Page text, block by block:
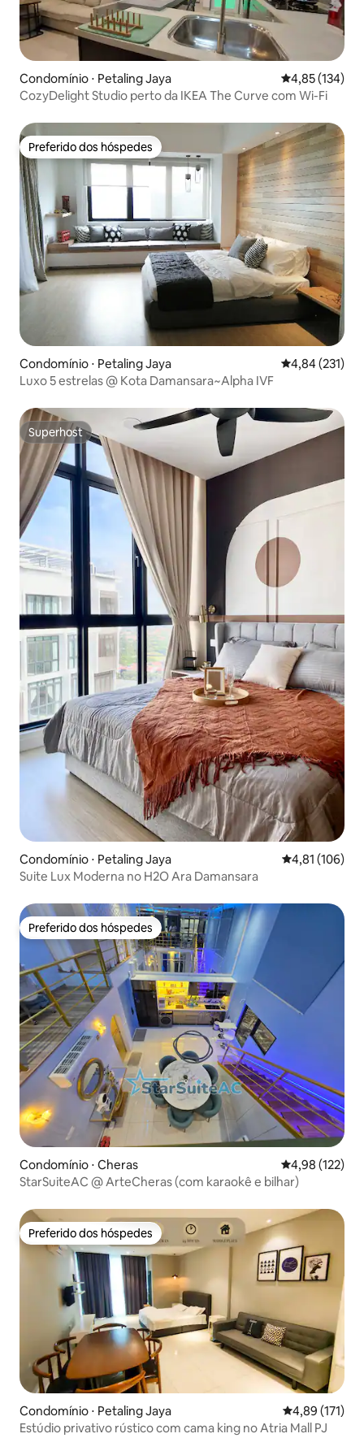
Condomínio ⋅ Petaling Jaya 4,85 de uma
4,85 (134)
CozyDelight Studio perto da IKEA The Curve com Wi-Fi
Preferido dos hóspedes
Preferido dos hóspedes
Condomínio ⋅ Petaling Jaya 4,84 de uma
4,84 (231)
Luxo 5 estrelas @ Kota Damansara~Alpha IVF
Superhost
Superhost
Condomínio ⋅ Petaling Jaya 4,81 de uma
4,81 (106)
Suite Lux Moderna no H2O Ara Damansara
Preferido dos hóspedes
Preferido dos hóspedes
Condomínio ⋅ Cheras 4,98 de uma
4,98 (122)
StarSuiteAC @ ArteCheras (com karaokê e bilhar)
Preferido dos hóspedes
Preferido dos hóspedes
Condomínio ⋅ Petaling Jaya 4,89 de uma
4,89 (171)
Estúdio privativo rústico com cama king no Atria Mall PJ